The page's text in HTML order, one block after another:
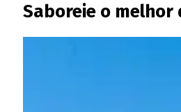
Saboreie o melhor